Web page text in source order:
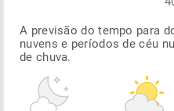
A previsão do tempo para
nuvens e períodos de céu
de chuva.